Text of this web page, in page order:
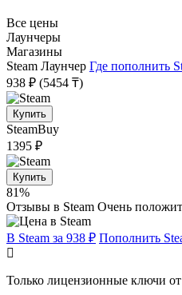
Все цены
Лаунчеры
Магазины
Steam Лаунчер Где пополнить
938 ₽ (5454 ₸)
Купить
SteamBuy
1395 ₽
Купить
81%
Отзывы в Steam Очень
В Steam за 938 ₽ Пополнить
Только лицензионные ключи